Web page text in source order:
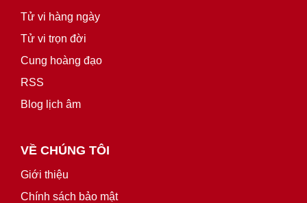
Tử vi hàng ngày
Tử vi trọn đời
Cung hoàng đạo
RSS
Blog lịch âm
VỀ CHÚNG TÔI
Giới thiệu
Chính sách bảo mật